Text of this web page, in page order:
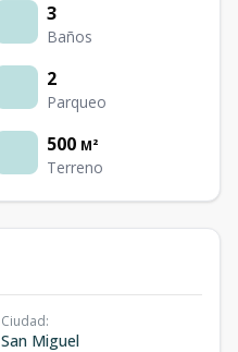
3
Baños
2
Parqueo
500 M²
Terreno
Ciudad:
San Miguel